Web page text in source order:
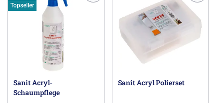
Topseller
Sanit Acryl-
Schaumpflege
Sanit Acryl Polierset